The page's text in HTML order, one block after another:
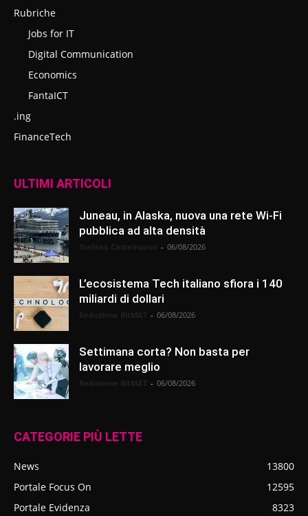
Rubriche
Jobs for IT
Digital Communication
Economics
FantaICT
.ing
FinanceTech
ULTIMI ARTICOLI
Juneau, in Alaska, nuova una rete Wi-Fi
pubblica ad alta densità
- 06/08/2026
L’ecosistema Tech italiano sfiora i 140
miliardi di dollari
- 06/08/2026
Settimana corta? Non basta per
lavorare meglio
- 06/08/2026
CATEGORIE PIÙ LETTE
News
13800
Portale Focus On
12595
Portale Evidenza
8323